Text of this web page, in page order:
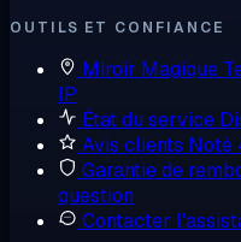
OUTILS ET CONFIANCE
Miroir Magique
IP
État du service
Avis clients Noté
Garantie de
question
Contacter